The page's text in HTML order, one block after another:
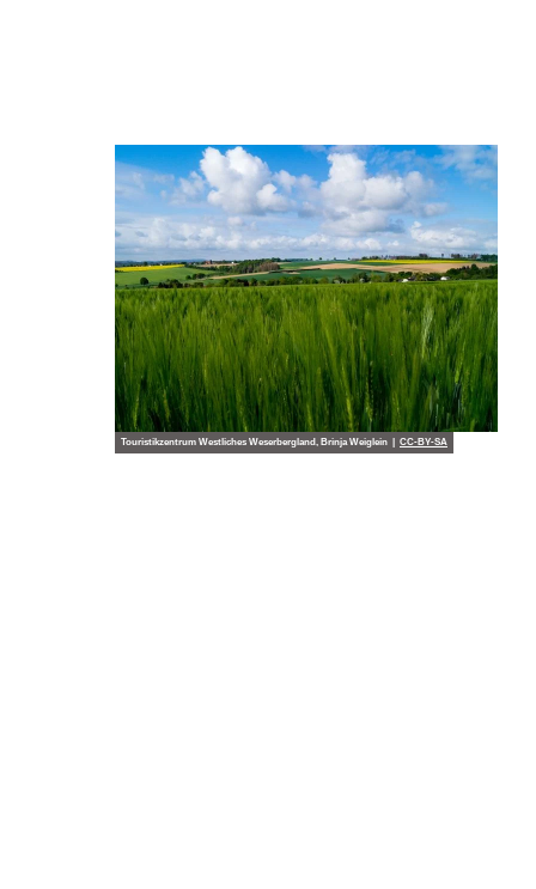
Touristikzentrum Westliches Weserbergland, Brinja Weiglein | CC-BY-SA